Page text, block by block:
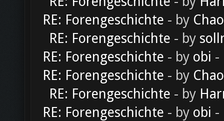
RE: Forengeschichte - by
RE: Forengeschichte - by
RE: Forengeschichte - by obi -
RE: Forengeschichte - by
RE: Forengeschichte - by
RE: Forengeschichte - by obi -